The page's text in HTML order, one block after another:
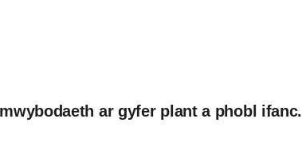
ar gyfer plant a phobl ifanc.